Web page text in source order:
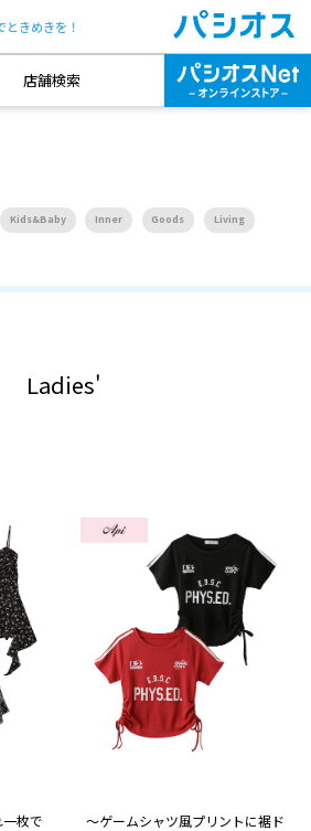
ときめきを！
店舗検索
Kids&Baby Inner Goods Living
Ladies'
枚で
～ゲームシャツ風プリントに裾ド